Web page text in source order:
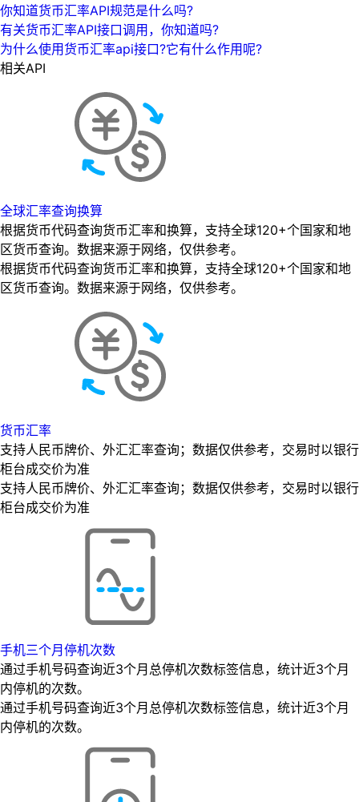
你知道货币汇率API规范是什么吗?
有关货币汇率API接口调用，你知道吗?
为什么使用货币汇率api接口?它有什么作用呢?
相关API
全球汇率查询换算
根据货币代码查询货币汇率和换算，支持全球120+个国家和地
区货币查询。数据来源于网络，仅供参考。
根据货币代码查询货币汇率和换算，支持全球120+个国家和地
区货币查询。数据来源于网络，仅供参考。
货币汇率
支持人民币牌价、外汇汇率查询；数据仅供参考，交易时以银行
柜台成交价为准
支持人民币牌价、外汇汇率查询；数据仅供参考，交易时以银行
柜台成交价为准
手机三个月停机次数
通过手机号码查询近3个月总停机次数标签信息，统计近3个月
内停机的次数。
通过手机号码查询近3个月总停机次数标签信息，统计近3个月
内停机的次数。